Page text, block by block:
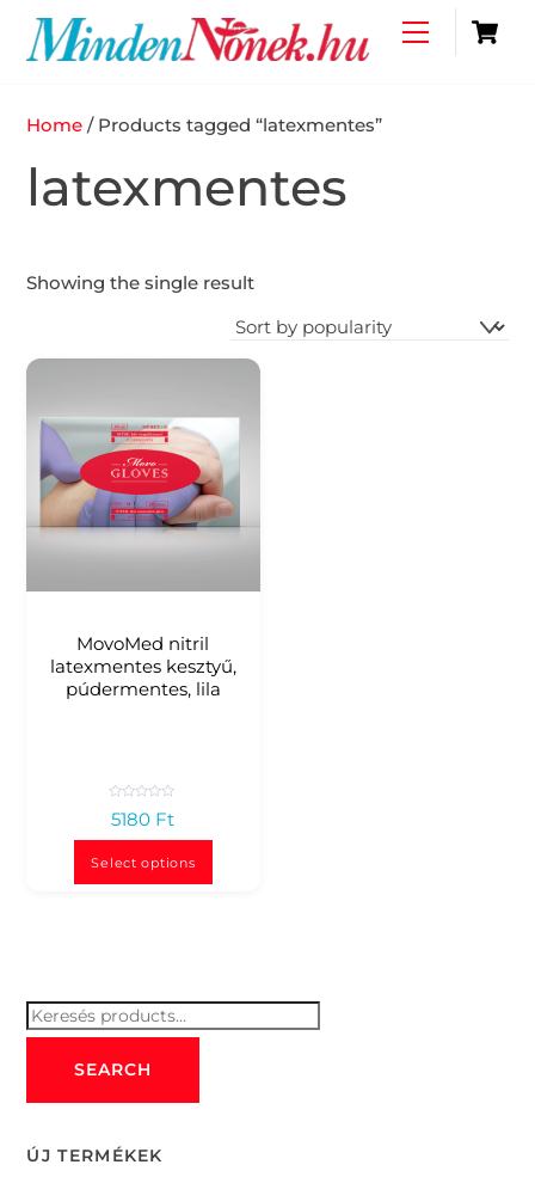
content
Menu
Home / Products tagged “latexmentes”
latexmentes
Showing the single result
MovoMed nitril
latexmentes kesztyű,
púdermentes, lila
a
d
0
5180 Ft
Select options
Keresés
for:
SEARCH
ÚJ TERMÉKEK